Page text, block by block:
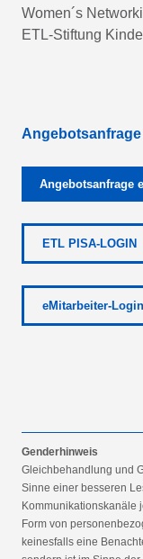
Women´s
ETL-Stiftung
Angebotsanfrage
Angebotsanfrage
ETL PISA-LOGIN
eMitarbeiter-Login
Genderhinweis
Gleichbehandlung und
Sinne einer besseren
Kommunikationskanäle
Form von
keinesfalls eine